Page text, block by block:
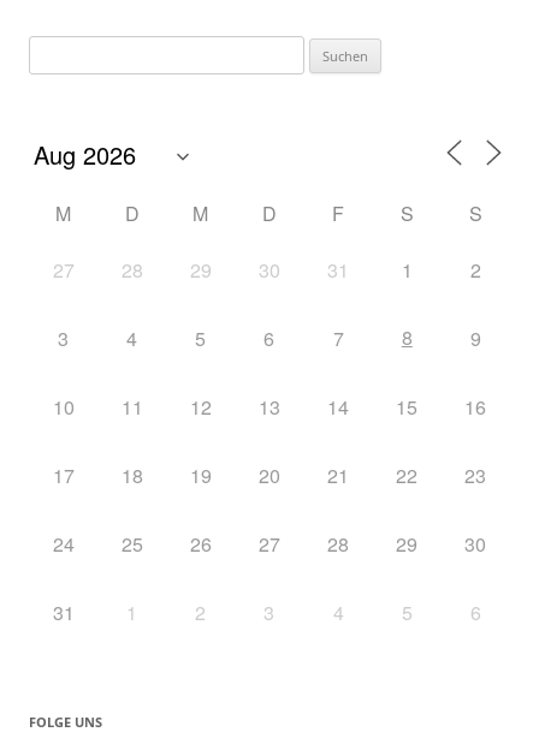
M D M D F S S
27 28 29 30 31 1 2
3 4 5 6 7 8 9
10 11 12 13 14 15 16
17 18 19 20 21 22 23
24 25 26 27 28 29 30
31 1 2 3 4 5 6
FOLGE UNS